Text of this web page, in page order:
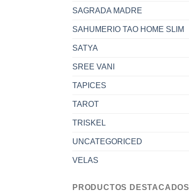
SAGRADA MADRE
SAHUMERIO TAO HOME SLIM
SATYA
SREE VANI
TAPICES
TAROT
TRISKEL
UNCATEGORICED
VELAS
PRODUCTOS DESTACADOS